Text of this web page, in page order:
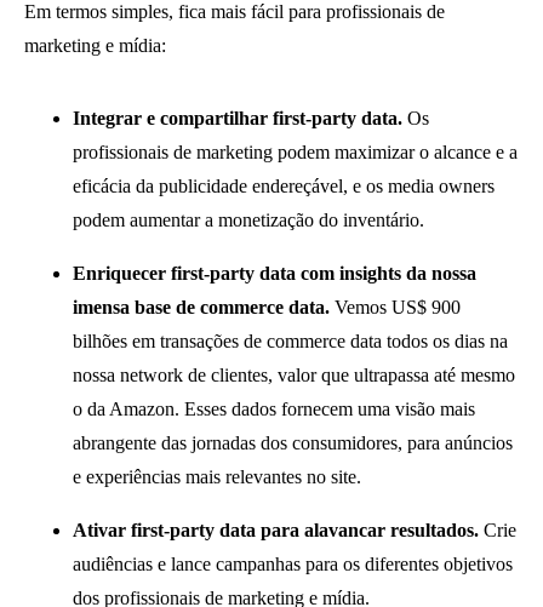
Em termos simples, fica mais fácil para profissionais de
marketing e mídia:
Integrar e compartilhar first-party data. Os
profissionais de marketing podem maximizar o alcance e a
eficácia da publicidade endereçável, e os media owners
podem aumentar a monetização do inventário.
Enriquecer first-party data com insights da nossa
imensa base de commerce data. Vemos US$ 900
bilhões em transações de commerce data todos os dias na
nossa network de clientes, valor que ultrapassa até mesmo
o da Amazon. Esses dados fornecem uma visão mais
abrangente das jornadas dos consumidores, para anúncios
e experiências mais relevantes no site.
Ativar first-party data para alavancar resultados. Crie
audiências e lance campanhas para os diferentes objetivos
dos profissionais de marketing e mídia.